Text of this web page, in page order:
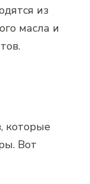
из
масла и
которые
Вот